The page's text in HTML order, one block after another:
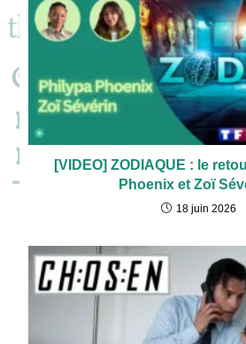
[VIDEO] ZODIAQUE : le
Phoenix et Zoï
18 juin 2026